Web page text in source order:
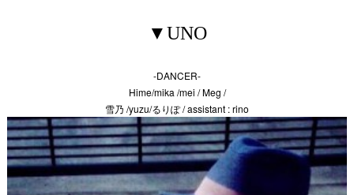
▼UNO
-DANCER-
Hime/mika /mei / Meg /
雪乃 /yuzu/るりぽ / assistant : rino